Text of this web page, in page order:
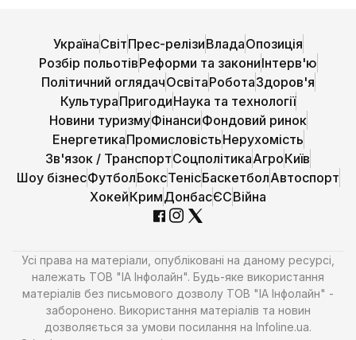
УкраїнаСвітПрес-релізиВладаОпозиція
Розбір польотівРеформи та закониІнтерв'ю
Політичний оглядачОсвітаРоботаЗдоров'я
КультураПригодиНаука та технології
Новини туризмуФінансиФондовий ринок
ЕнергетикаПромисловістьНерухомість
Зв'язок / ТранспортСоцполітикаАгроКиїв
Шоу бізнесФутболБоксТенісБаскетболАвтоспорт
ХокейКримДонбасЄСВійна
Усі права на матеріали, опубліковані на даному ресурсі,
належать ТОВ "ІА Інфолайн". Будь-яке використання
матеріалів без письмового дозволу ТОВ "ІА Інфолайн" -
заборонено. Використання матеріалів та новин
дозволяється за умови посилання на Infoline.ua.